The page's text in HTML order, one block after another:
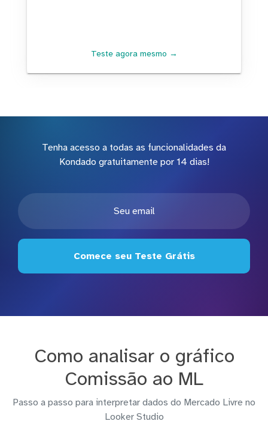
Teste agora mesmo →
Tenha acesso a todas as funcionalidades da
Kondado gratuitamente por 14 dias!
Comece seu Teste Grátis
Como analisar o gráfico
Comissão ao ML
Passo a passo para interpretar dados do Mercado Livre no
Looker Studio